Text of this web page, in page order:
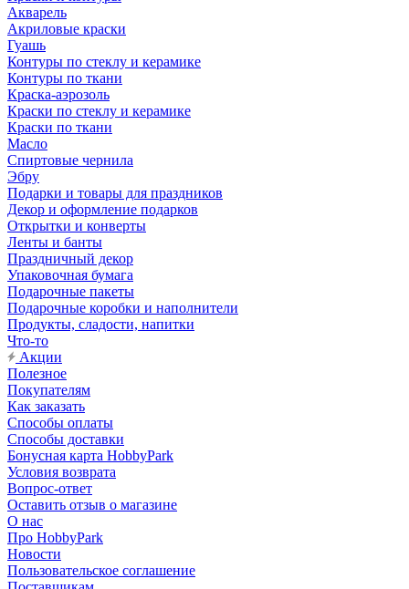
Акварель
Акриловые краски
Гуашь
Контуры по стеклу и керамике
Контуры по ткани
Краска-аэрозоль
Краски по стеклу и керамике
Краски по ткани
Масло
Спиртовые чернила
Эбру
Подарки и товары для праздников
Декор и оформление подарков
Открытки и конверты
Ленты и банты
Праздничный декор
Упаковочная бумага
Подарочные пакеты
Подарочные коробки и наполнители
Продукты, сладости, напитки
Что-то
Акции
Полезное
Покупателям
Как заказать
Способы оплаты
Способы доставки
Бонусная карта HobbyPark
Условия возврата
Вопрос-ответ
Оставить отзыв о магазине
О нас
Про HobbyPark
Новости
Пользовательское соглашение